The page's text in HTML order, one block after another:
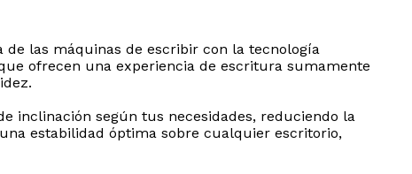
de las máquinas de escribir con la tecnología
ofrecen una experiencia de escritura sumamente
inclinación según tus necesidades, reduciendo la
estabilidad óptima sobre cualquier escritorio,